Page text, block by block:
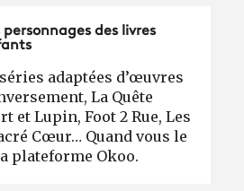
des livres
adaptées d’œuvres
La Quête
et Lupin, Foot 2 Rue, Les
Cœur… Quand vous le
plateforme Okoo.